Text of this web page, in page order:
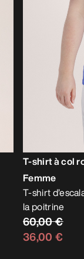
T-shirt à col
Femme
T-shirt
la poitrine
60,00 €
36,00 €